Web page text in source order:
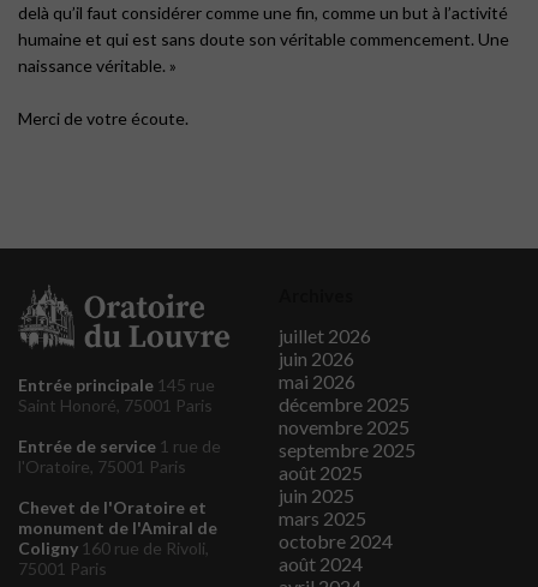
delà qu’il faut considérer comme une fin, comme un but à l’activité
humaine et qui est sans doute son véritable commencement. Une
naissance véritable. »
Merci de votre écoute.
Entrée principale 145 rue
Saint Honoré, 75001 Paris
Entrée de service 1 rue de
l'Oratoire, 75001 Paris
Chevet de l'Oratoire et
monument de l'Amiral de
Coligny 160 rue de Rivoli,
75001 Paris
juillet 2026
juin 2026
mai 2026
décembre 2025
novembre 2025
septembre 2025
août 2025
juin 2025
mars 2025
octobre 2024
août 2024